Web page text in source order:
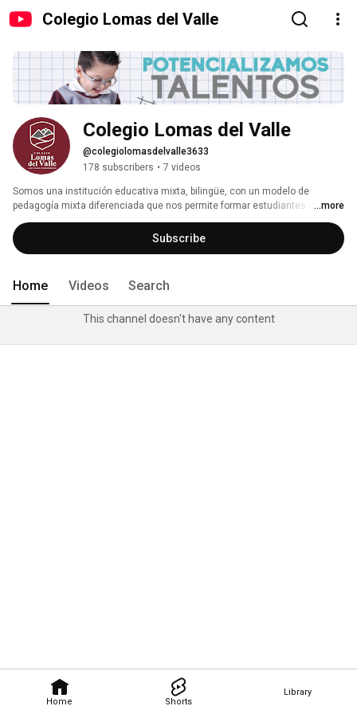
Colegio Lomas del Valle
Home Shorts
Library
Colegio Lomas del Valle
@colegiolomasdelvalle3633
178 subscribers • 7 videos
Somos una institución educativa mixta, bilingüe, con un modelo de
pedagogía mixta diferenciada que nos permite formar estudiantes con
valores.
...more
Subscribe
Home Videos Search
This channel doesn't have any content